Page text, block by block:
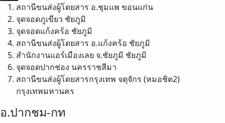
สถานีขนส่งผู้โดยสาร อ.ชุมแพ ขอนแก่น
จุดจอดภูเขียว ชัยภูมิ
จุดจอดแก้งคร้อ ชัยภูมิ
สถานีขนส่งผู้โดยสาร อ.แก้งคร้อ ชัยภูมิ
สำนักงานแอร์เมืองเลย จ.ชัยภูมิ ชัยภูมิ
จุดจอดปากช่อง นครราชสีมา
สถานีขนส่งผู้โดยสารกรุงเทพ จตุจักร (หมอชิต2)
กรุงเทพมหานคร
อ.ปากชม-กท